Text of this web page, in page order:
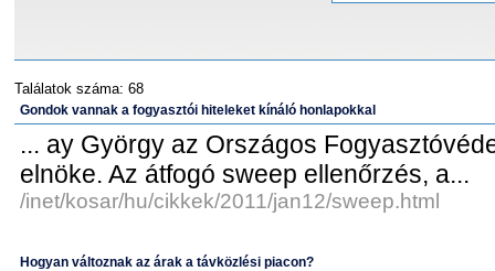
Találatok száma: 68
Gondok vannak a fogyasztói hiteleket kínáló honlapokkal
... ay György az Országos
elnöke. Az átfogó sweep ellenőrzés, a...
/inet/kosar/hu/cikkek/2011/jan12/sweep.html
Hogyan változnak az árak a távközlési piacon?